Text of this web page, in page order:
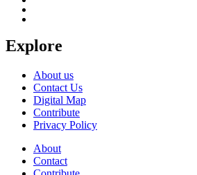
Explore
About us
Contact Us
Digital Map
Contribute
Privacy Policy
About
Contact